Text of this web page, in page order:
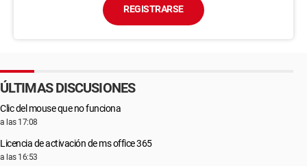
REGISTRARSE
ÚLTIMAS DISCUSIONES
Clic del mouse que no funciona
a las 17:08
Licencia de activación de ms office 365
a las 16:53